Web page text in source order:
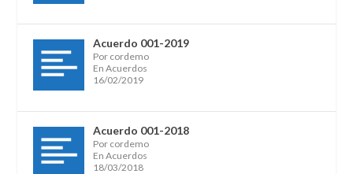
Acuerdo 001-2019
Por cordemo
En Acuerdos
16/02/2019
Acuerdo 001-2018
Por cordemo
En Acuerdos
18/03/2018